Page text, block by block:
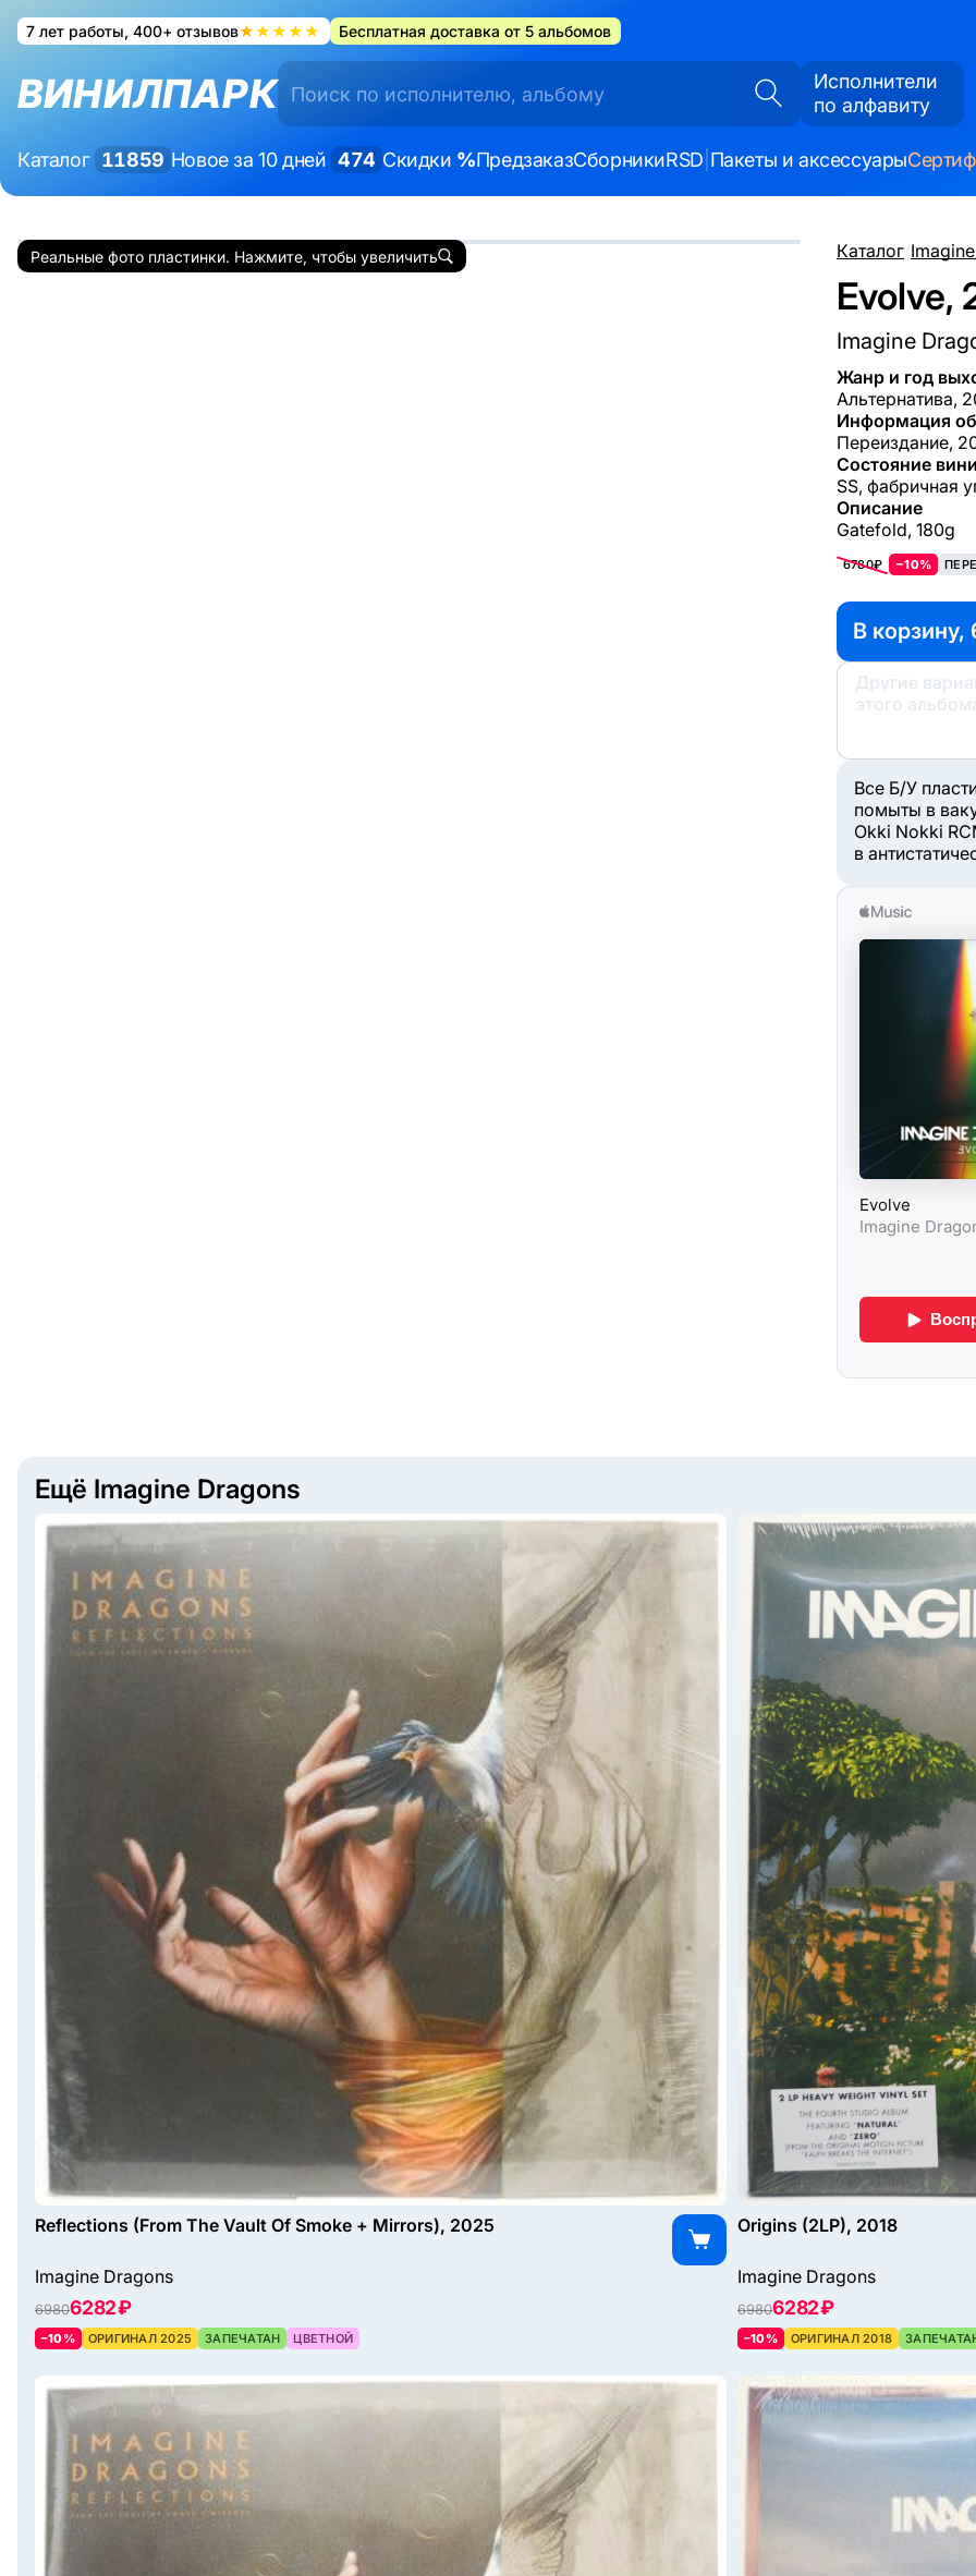
7 лет работы, 400+ отзывов★★★★★ Бесплатная доставка от 5 альбомов
ВИНИЛПАРК
Исполнители
по алфавиту
Каталог 11859 Новое за 10 дней 474 Скидки %ПредзаказСборникиRSD Пакеты и аксессуары
Каталог/
Evolve,
Imagine
Жанр и год
Альтернатива,
Информация
Переиздание,
Состояние
SS, фабричная
Описание
Gatefold, 180g
6780₽ −10%
В корзину,
Другие
этого
Все Б/У
помыты в
Okki Nokki
в
Реальные фото пластинки. Нажмите, чтобы увеличить
Ещё Imagine Dragons
Reflections (From The Vault Of Smoke + Mirrors), 2025
Imagine Dragons
69806282 ₽
–10% ОРИГИНАЛ 2025 ЗАПЕЧАТАН ЦВЕТНОЙ
Origins (2LP), 2018
Imagine Dragons
69806282 ₽
–10% ОРИГИНАЛ 2018